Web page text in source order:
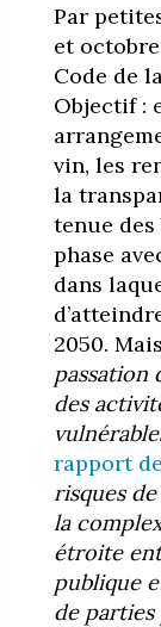
Par
et octobre
Code de
Objectif :
vin, les
la
tenue
phase
dans
2050.
passation
des
rapport de
risques
la
étroite
publique
de parties